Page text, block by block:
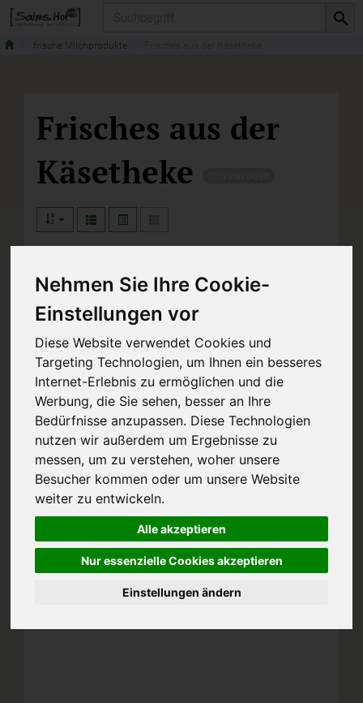
Nehmen Sie Ihre Cookie-
Einstellungen vor
Diese Website verwendet Cookies und
Targeting Technologien, um Ihnen ein besseres
Internet-Erlebnis zu ermöglichen und die
Werbung, die Sie sehen, besser an Ihre
Bedürfnisse anzupassen. Diese Technologien
nutzen wir außerdem um Ergebnisse zu
messen, um zu verstehen, woher unsere
Besucher kommen oder um unsere Website
weiter zu entwickeln.
Alle akzeptieren
Nur essenzielle Cookies akzeptieren
Einstellungen ändern
frische Milchprodukte
Frisches aus der
Käsetheke
Hersteller Ernährung